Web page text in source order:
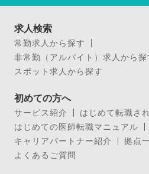
求人検索
常勤求人から探す
非常勤（アルバイト）求人から探
スポット求人から探す
初めての方へ
サービス紹介
はじめて転職さ
はじめての医師転職マニュアル
キャリアパートナー紹介
拠点
よくあるご質問